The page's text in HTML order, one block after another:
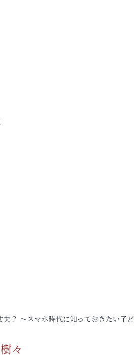
夫？ ～スマホ時代に知っておきたい子
々